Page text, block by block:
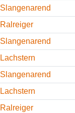
Slangenarend
Ralreiger
Slangenarend
Lachstern
Slangenarend
Lachstern
Ralreiger